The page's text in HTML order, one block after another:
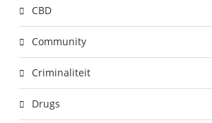
CBD
Community
Criminaliteit
Drugs